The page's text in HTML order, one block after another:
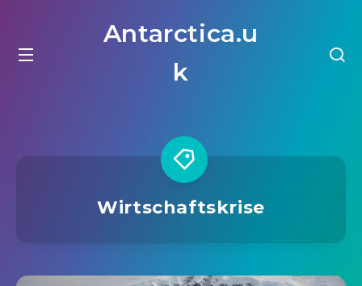
Antarctica.u
k
Wirtschaftskrise